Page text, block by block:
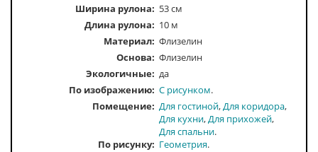
Ширина рулона: 53 см
Длина рулона: 10 м
Материал: Флизелин
Основа: Флизелин
Экологичные: да
По изображению С рисунком
Помещение Для гостиной Для коридора
Для кухни Для прихожей
Для спальни
По рисунку
Геометрия